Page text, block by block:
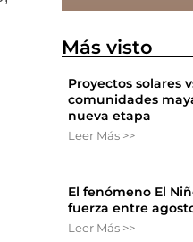
Más visto
Proyectos solares
comunidades
nueva etapa
Leer Más >>
El fenómeno El
fuerza entre
Leer Más >>